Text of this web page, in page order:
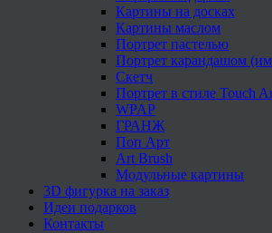
Картины на досках
Картины маслом
Портрет пастелью
Портрет карандашом
Скетч
Портрет в стиле Touch
WPAP
ГРАНЖ
Поп Арт
Art Brush
Модульные картины
3D фигурка на заказ
Идеи подарков
Контакты